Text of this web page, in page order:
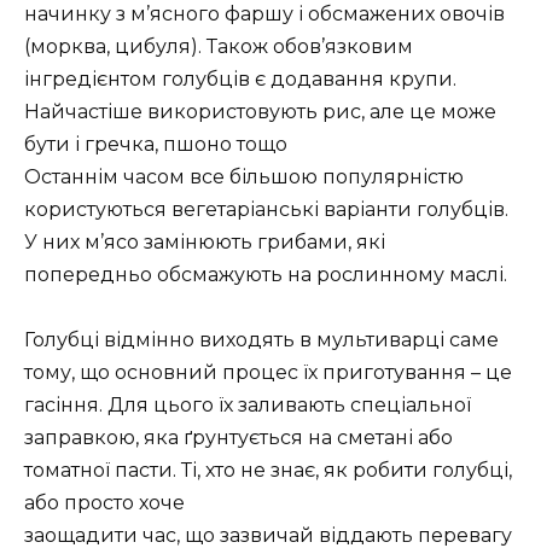
начинку з м’ясного фаршу і обсмажених овочів
(морква, цибуля). Також обов’язковим
інгредієнтом голубців є додавання крупи.
Найчастіше використовують рис, але це може
бути і гречка, пшоно тощо
Останнім часом все більшою популярністю
користуються вегетаріанські варіанти голубців.
У них м’ясо замінюють грибами, які
попередньо обсмажують на рослинному маслі.
Голубці відмінно виходять в мультиварці саме
тому, що основний процес їх приготування – це
гасіння. Для цього їх заливають спеціальної
заправкою, яка ґрунтується на сметані або
томатної пасти. Ті, хто не знає, як робити голубці,
або просто хоче
заощадити час, що зазвичай віддають перевагу